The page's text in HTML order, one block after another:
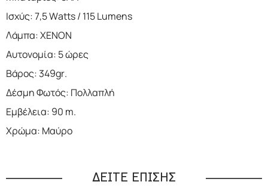
Ισχύς: 7,5 Watts / 115 Lumens
Λάμπα: XENON
Αυτονομία: 5 ώρες
Βάρος: 349gr.
Δέσμη Φωτός: Πολλαπλή
Εμβέλεια: 90 m.
Χρώμα: Μαύρο
ΔΕΙΤΕ ΕΠΙΣΗΣ